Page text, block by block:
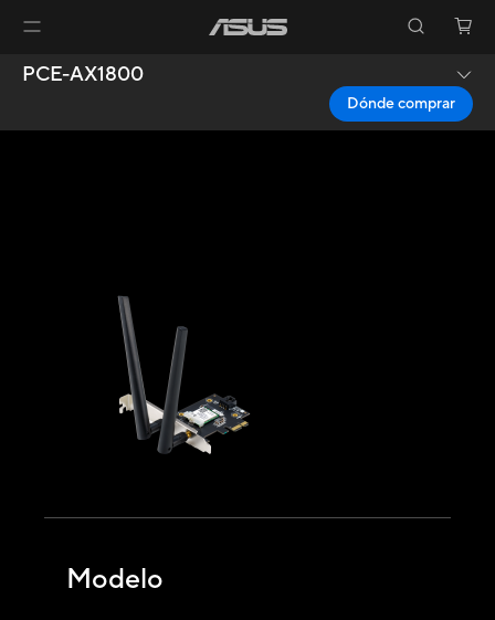
PCE-AX1800
Dónde comprar
Modelo